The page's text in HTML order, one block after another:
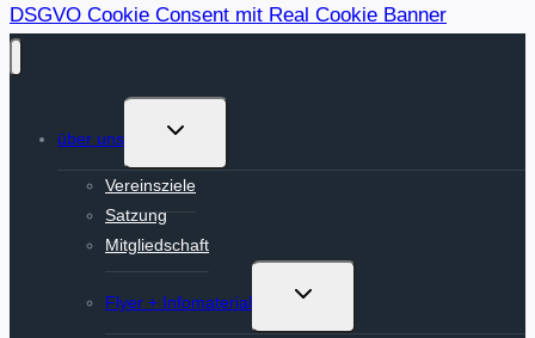
DSGVO Cookie Consent mit Real Cookie Banner
über uns
Untermenü
Vereinsziele
Satzung
Mitgliedschaft
Flyer + Infomaterial
Untermenü